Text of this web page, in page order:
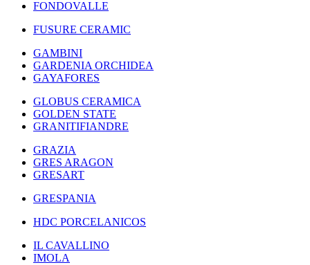
FONDOVALLE
FUSURE CERAMIC
GAMBINI
GARDENIA ORCHIDEA
GAYAFORES
GLOBUS CERAMICA
GOLDEN STATE
GRANITIFIANDRE
GRAZIA
GRES ARAGON
GRESART
GRESPANIA
HDC PORCELANICOS
IL CAVALLINO
IMOLA